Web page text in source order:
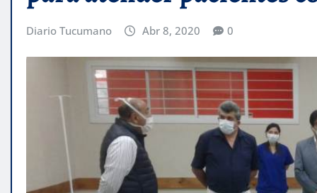
Diario Tucumano Abr 8, 2020 0